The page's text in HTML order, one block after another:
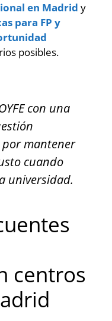
en Madrid y
para FP y
posibles.
con una
por mantener
cuando
universidad.
centros